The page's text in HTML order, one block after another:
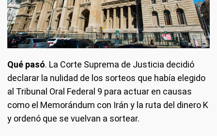
Qué pasó. La Corte Suprema de Justicia decidió
declarar la nulidad de los sorteos que había elegido
al Tribunal Oral Federal 9 para actuar en causas
como el Memorándum con Irán y la ruta del dinero K
y ordenó que se vuelvan a sortear.